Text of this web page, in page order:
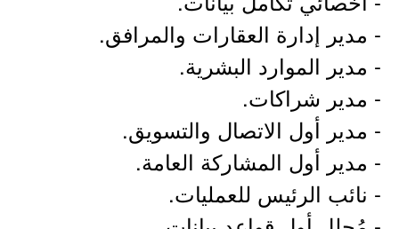
- مدير إدارة العقارات والمرافق.
- مدير الموارد البشرية.
- مدير شراكات.
- مدير أول الاتصال والتسويق.
- مدير أول المشاركة العامة.
- نائب الرئيس للعمليات.